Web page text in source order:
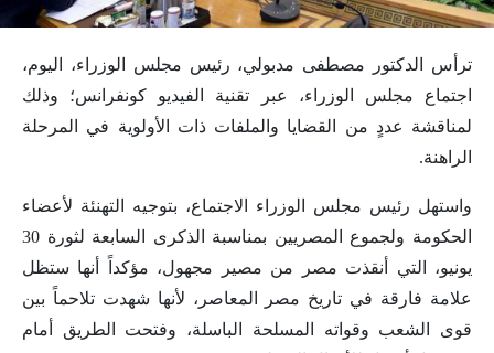
ترأس الدكتور مصطفى مدبولي، رئيس مجلس الوزراء، اليوم،
اجتماع مجلس الوزراء، عبر تقنية الفيديو كونفرانس؛ وذلك
لمناقشة عددٍ من القضايا والملفات ذات الأولوية في المرحلة
الراهنة.
واستهل رئيس مجلس الوزراء الاجتماع، بتوجيه التهنئة لأعضاء
الحكومة ولجموع المصريين بمناسبة الذكرى السابعة لثورة 30
يونيو، التي أنقذت مصر من مصير مجهول، مؤكداً أنها ستظل
علامة فارقة في تاريخ مصر المعاصر، لأنها شهدت تلاحماً بين
قوى الشعب وقواته المسلحة الباسلة، وفتحت الطريق أمام